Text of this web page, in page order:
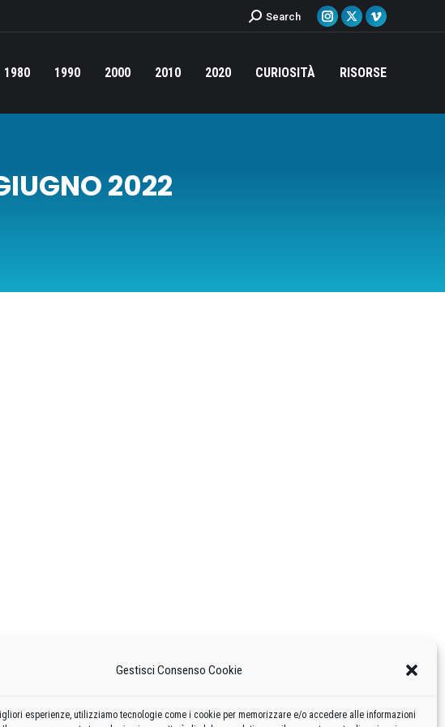
Gestisci Consenso Cookie
esperienze, utilizziamo tecnologie come i cookie per memorizzare e/o accedere alle informazioni
Cerca:Search
Instagram
opens
new
X
opens
new
Vimeo
opens
new
1980 1990 2000 2010 2020 CURIOSITÀ RISORSE
2022